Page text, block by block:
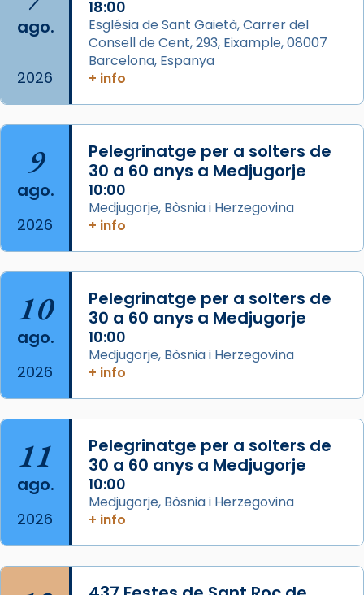
2 weeks ago
Aquest dilluns, 27 de juliol, ha tingut lloc la
missa d’acció de gràcies en agraïment al
comitè organitzador de la visita apostòlica
L’arquebisbe de Barcelona, el cardenal Joan
Josep Omella, ha presidit la missa i l’ha
concelebrat el bisbe auxiliar de Barcelona,
Mons. David Abadías.
📸 Dr. G. Simón
Foto
Arquebisbat de Barcelona
2 weeks ago
Memòria de les santes Juliana i
Acompanyant la història de sant Cugat, a
partir de l’Edat Mitjana sorgeix la tradició
que les santes Juliana (“relatiu a Júlia”) i
Semproniana (“relatiu a Semprònia =
eterna”) són deixebles seves. I l’any 1667, el
frare Joan Gaspar Roig, afirma en una obra
que les santes són filles de l’antiga Iluro.
Mataró en reivindicarà les relíq
ago.
2026
18:00
Església de Sant Gaietà, Carrer del
Consell de Cent, 293, Eixample, 08007
Barcelona, Espanya
+ info
9
ago.
2026
Pelegrinatge per a solters de
30 a 60 anys a Medjugorje
10:00
Medjugorje, Bòsnia i Herzegovina
+ info
10
ago.
2026
Pelegrinatge per a solters de
30 a 60 anys a Medjugorje
10:00
Medjugorje, Bòsnia i Herzegovina
+ info
11
ago.
2026
Pelegrinatge per a solters de
30 a 60 anys a Medjugorje
10:00
Medjugorje, Bòsnia i Herzegovina
+ info